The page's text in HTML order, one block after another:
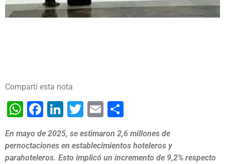
Compartí esta nota
WhatsApp
Facebook
LinkedIn
Twitter
Email
En mayo de 2025, se estimaron 2,6 millones de
pernoctaciones en establecimientos hoteleros y
parahoteleros. Esto implicó un incremento de 9,2% respecto